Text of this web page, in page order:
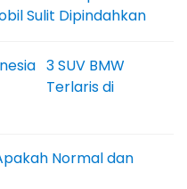
Sulit Dipindahkan
3 SUV BMW
Terlaris di